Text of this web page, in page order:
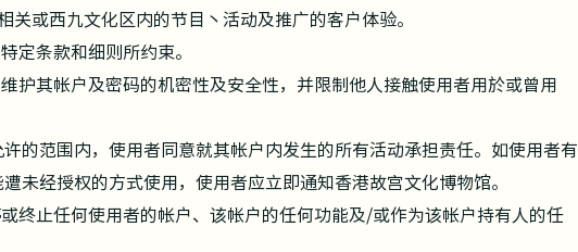
或西九文化区内的节目丶活动及推广的客户体验。
定条款和细则所约束。
护其帐户及密码的机密性及安全性，并限制他人接触使用者用於或曾用
的范围内，使用者同意就其帐户内发生的所有活动承担责任。如使用者有
经授权的方式使用，使用者应立即通知香港故宫文化博物馆。
终止任何使用者的帐户、该帐户的任何功能及/或作为该帐户持有人的任